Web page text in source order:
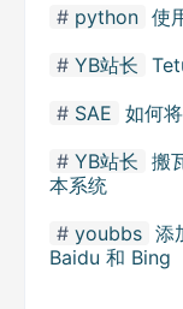
python 使
YB站长
SAE 如何
YB站长 搬
本系统
youbbs 添
Baidu 和 Bing